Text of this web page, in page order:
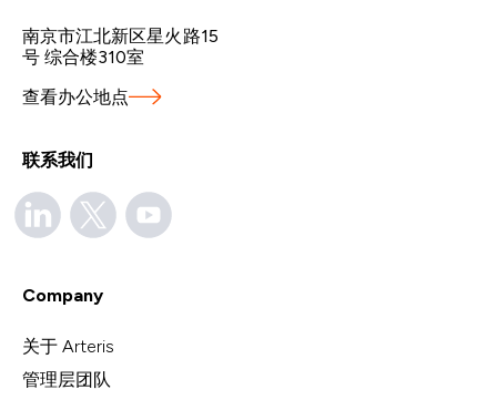
南京市江北新区星火路15
号 综合楼310室
查看办公地点
联系我们
Company
关于 Arteris
管理层团队